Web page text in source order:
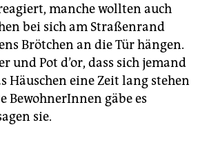
manche wollten auch
bei sich am Straßenrand
Brötchen an die Tür hängen.
und Pot d’or, dass sich jemand
Häuschen eine Zeit lang stehen
BewohnerInnen gäbe es
sie.